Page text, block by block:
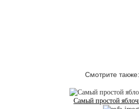
Смотрите также:
Самый простой